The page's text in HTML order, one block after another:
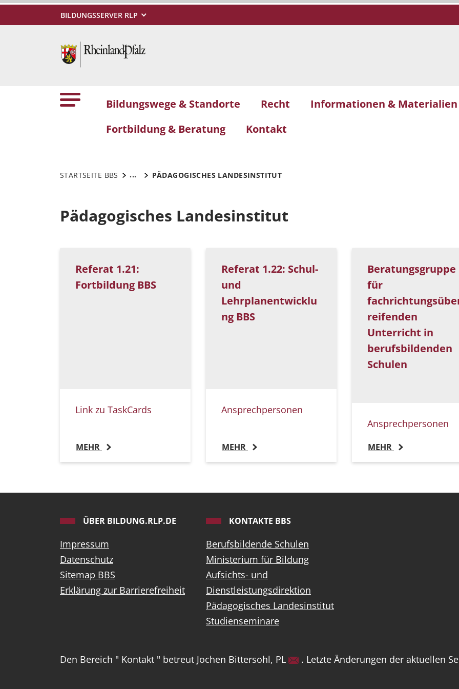
BILDUNGSSERVER RLP
Bildungswege & Standorte Recht
Informationen & Materialien
Fortbildung & Beratung
Kontakt
STARTSEITE BBS ... PÄDAGOGISCHES LANDESINSTITUT
Pädagogisches Landesinstitut
Referat 1.21:
Fortbildung BBS
Link zu TaskCards
MEHR
Referat 1.22: Schul-
und
Lehrplanentwicklu
ng BBS
Ansprechpersonen
MEHR
Beratungsgruppe
für
reifenden
Unterricht in
berufsbildenden
Schulen
Ansprechpersonen
MEHR
ÜBER BILDUNG.RLP.DE
Impressum
Datenschutz
Sitemap BBS
Erklärung zur Barrierefreiheit
KONTAKTE BBS
Berufsbildende Schulen
Ministerium für Bildung
Aufsichts- und
Dienstleistungsdirektion
Pädagogisches Landesinstitut
Studienseminare
Den Bereich " Kontakt " betreut Jochen Bittersohl, PL . Letzte Änderungen der aktuellen